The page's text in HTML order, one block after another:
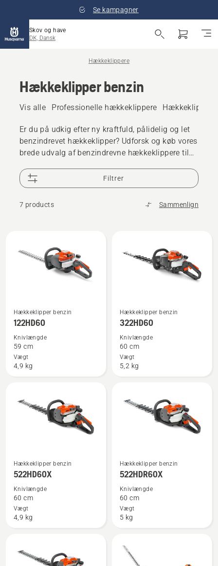
Se kampagner
Skov og have
DK, Dansk
Hækkeklippere
Hækkeklipper benzin
Vis alle Professionelle hækkeklippere Hækkeklipper
Er du på udkig efter ny kraftfuld, pålidelig og let
benzindrevet hækkeklipper? Udforsk og køb vores
brede udvalg af benzindrevne hækkeklippere til
Filtrer
7 products Sammenlign
produkter
Se
flere
om
122HD60
Hækkeklipper benzin
122HD60
Knivlængde
59 cm
Vægt
4,9 kg
Se
flere
om
322HD60
Hækkeklipper benzin
322HD60
Knivlængde
60 cm
Vægt
5,2 kg
Se
flere
om
522HD60X
Hækkeklipper benzin
522HD60X
Knivlængde
60 cm
Vægt
4,9 kg
Se
flere
om
522HDR60X
Hækkeklipper benzin
522HDR60X
Knivlængde
60 cm
Vægt
5 kg